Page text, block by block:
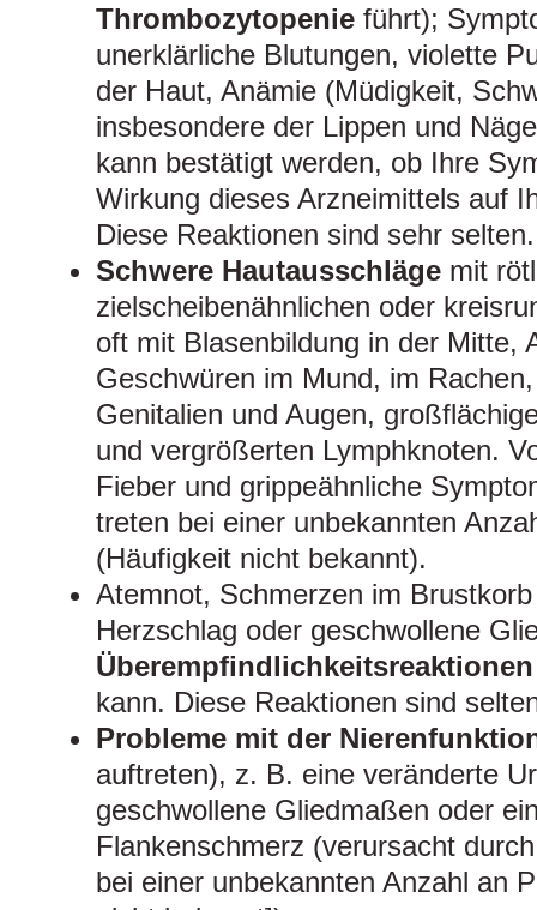
Thrombozytopenie führt);
unerklärliche Blutungen, violette
der Haut, Anämie (Müdigkeit,
insbesondere der Lippen und
kann bestätigt werden, ob Ihre
Wirkung dieses Arzneimittels auf
Diese Reaktionen sind sehr selten.
Schwere Hautausschläge mit
zielscheibenähnlichen oder
oft mit Blasenbildung in der Mitte,
Geschwüren im Mund, im
Genitalien und Augen,
und vergrößerten Lymphknoten.
Fieber und grippeähnliche
treten bei einer unbekannten
(Häufigkeit nicht bekannt).
Atemnot, Schmerzen im
Herzschlag oder geschwollene
kann. Diese Reaktionen sind
Probleme mit der
auftreten), z. B. eine veränderte
geschwollene Gliedmaßen oder
Flankenschmerz (verursacht
bei einer unbekannten Anzahl an